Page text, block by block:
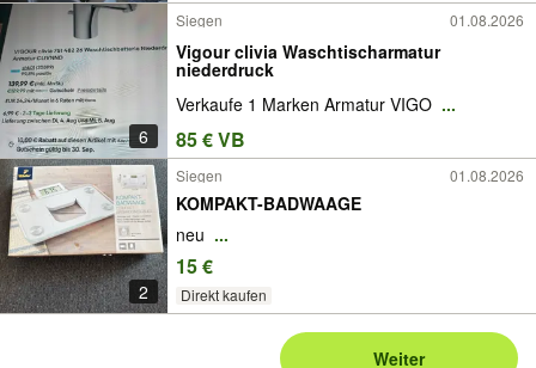
6
Siegen 01.08.2026
Vigour clivia Waschtischarmatur
niederdruck
Verkaufe 1 Marken Armatur VIGO ...
85 € VB
2
Siegen 01.08.2026
KOMPAKT-BADWAAGE
neu ...
15 €
Direkt kaufen
Weiter